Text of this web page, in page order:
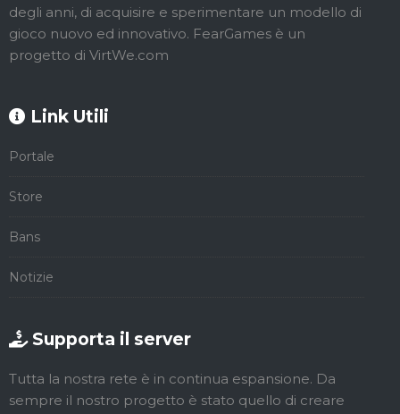
degli anni, di acquisire e sperimentare un modello di
gioco nuovo ed innovativo. FearGames è un
progetto di VirtWe.com
Link Utili
Portale
Store
Bans
Notizie
Supporta il server
Tutta la nostra rete è in continua espansione. Da
sempre il nostro progetto è stato quello di creare